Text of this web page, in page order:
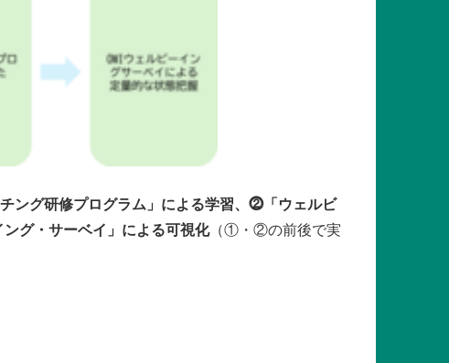
ング研修プログラム」による学習、⓶「ウェルビ
グ・サーベイ」による可視化（①・②の前後で実